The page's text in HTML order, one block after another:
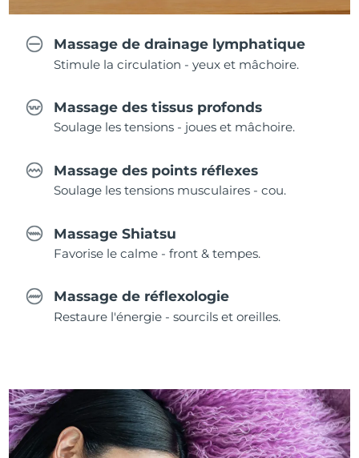
Massage de drainage lymphatique
Stimule la circulation - yeux et mâchoire.
Massage des tissus profonds
Soulage les tensions - joues et mâchoire.
Massage des points réflexes
Soulage les tensions musculaires - cou.
Massage Shiatsu
Favorise le calme - front & tempes.
Massage de réflexologie
Restaure l'énergie - sourcils et oreilles.